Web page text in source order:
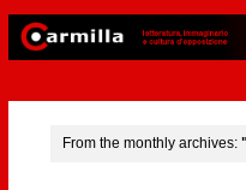
From the monthly archives: